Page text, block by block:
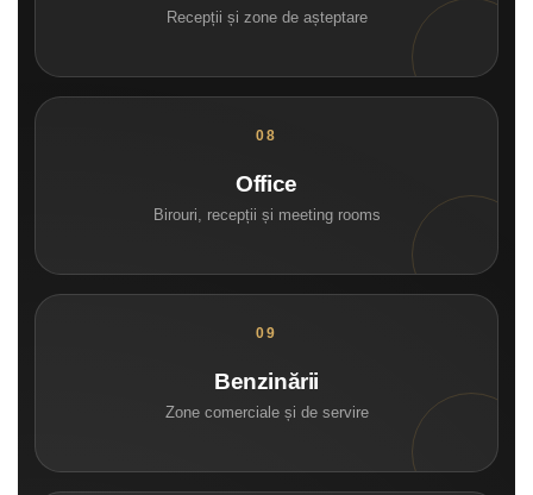
Recepții și zone de așteptare
Office
Birouri, recepții și meeting rooms
Benzinării
Zone comerciale și de servire